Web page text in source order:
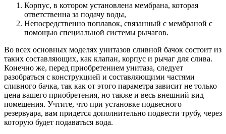
Корпус, в котором установлена мембрана, которая
ответственна за подачу воды,
Непосредственно поплавок, связанный с мембраной с
помощью специальной системы рычагов.
Во всех основных моделях унитазов сливной бачок состоит из
таких составляющих, как клапан, корпус и рычаг для слива.
Конечно же, перед приобретением унитаза, следует
разобраться с конструкцией и составляющими частями
сливного бачка, так как от этого параметра зависит не только
цена вашего приобретения, но также и весь внешний вид
помещения. Учтите, что при установке подвесного
резервуара, вам придется дополнительно подвести трубу, через
которую будет подаваться вода.